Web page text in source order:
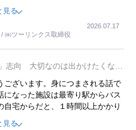
、興味深い話が次々が飛び出しま
い出すことが２つあります。一つ
見学させ、サービス業、接客業
す。 もう一つは1800円もする
あたり、社内に懸念もあったそう
ンバーの高級外車が停まっている
と確信したそうです。今回の記
見る
㈱ツーリンクス取締役
2026.07.17
志向 大切なのは出かけたくなる
ざいます。身につまされる話で
なった施設は最寄り駅からバス
宅からだと、１時間以上かかり
理由で、その施設を選択したので
見る